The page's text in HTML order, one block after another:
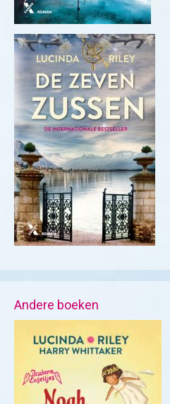
Andere boeken